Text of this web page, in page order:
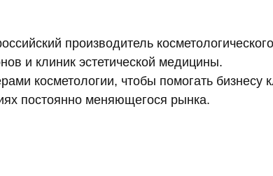
производитель
и клиник эстетической медицины.
косметологии, чтобы помогать бизнесу
постоянно меняющегося рынка.